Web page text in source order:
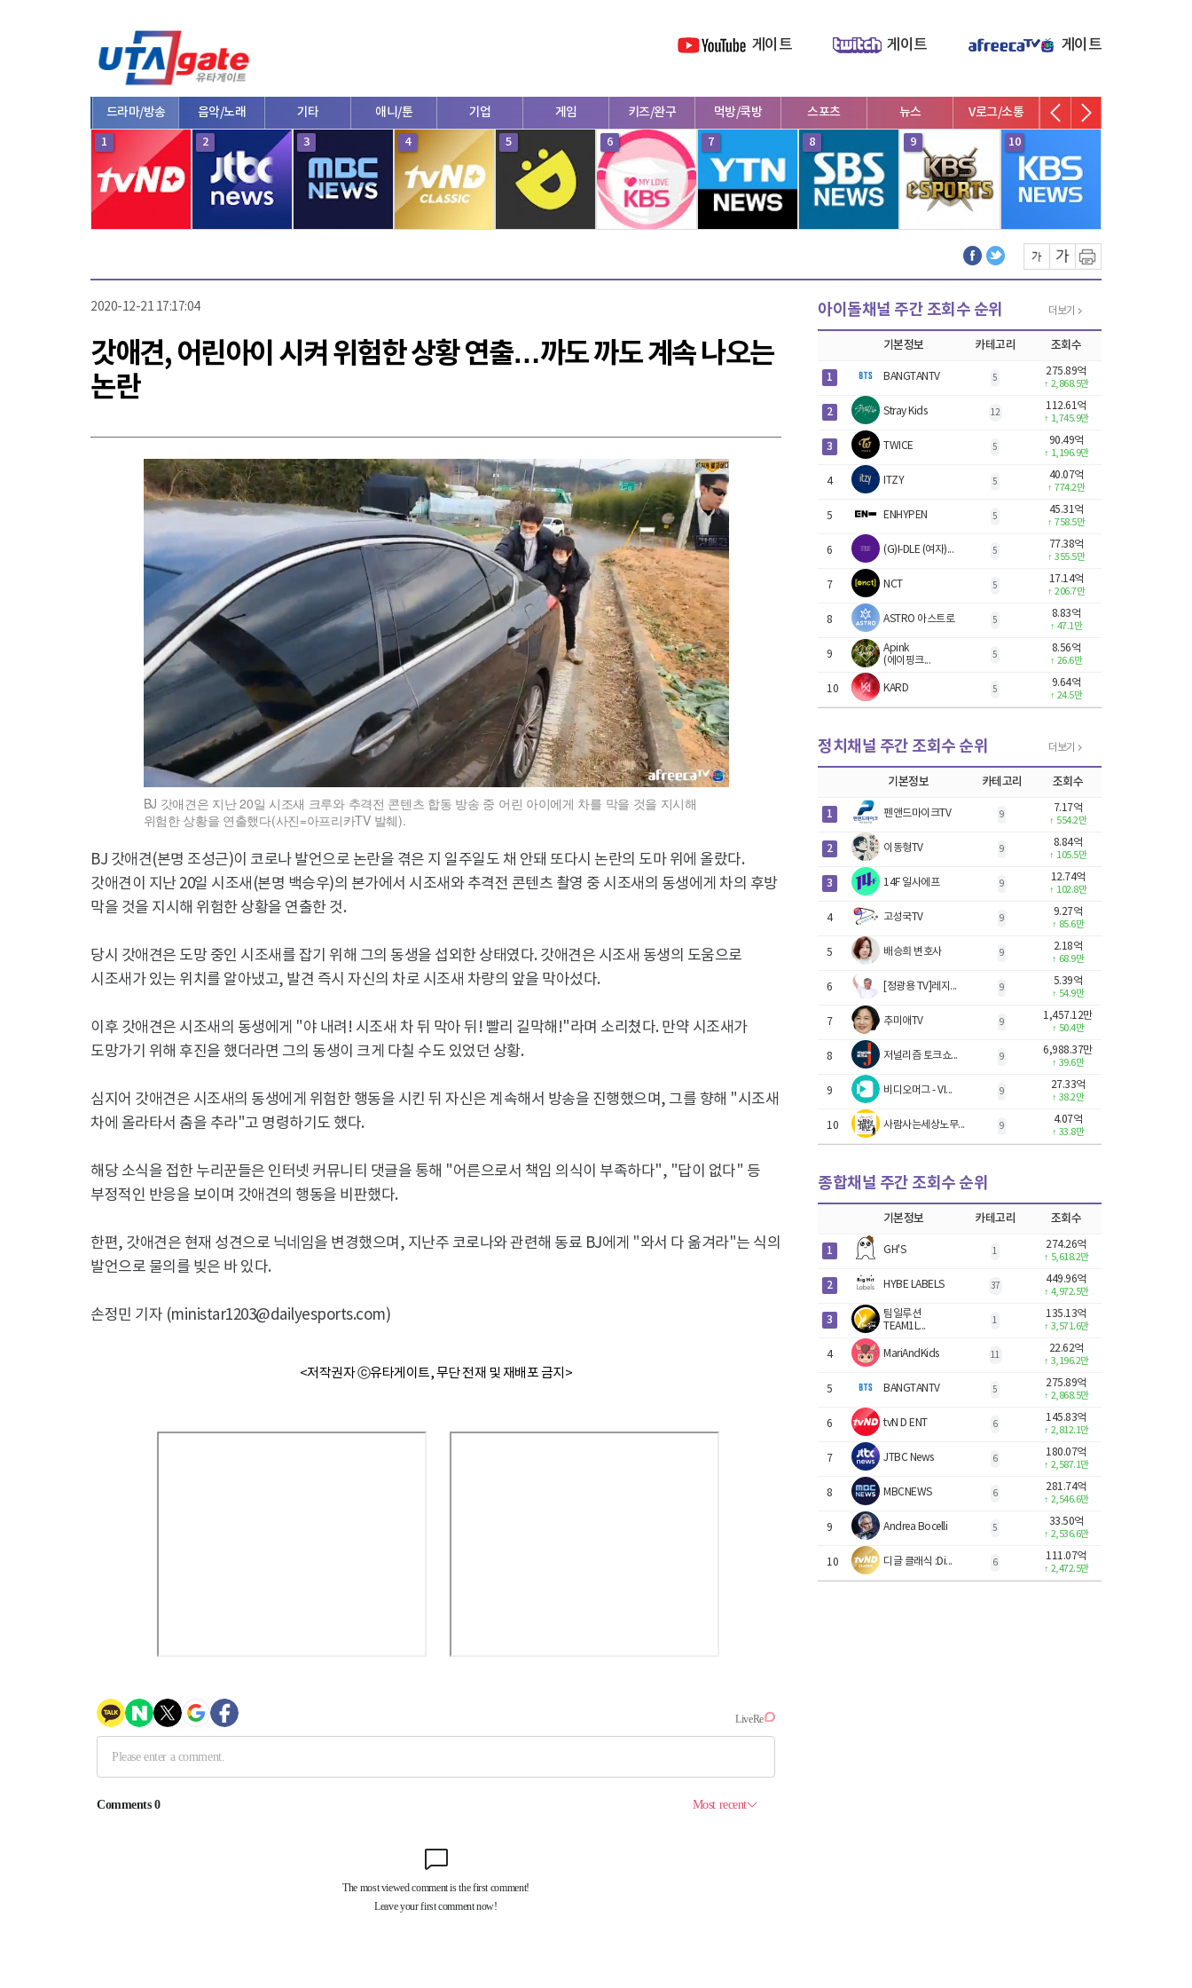
게이트 게이트 게이트
드라마/방송 음악/노래 기타 애니/툰 기업 게임 키즈/완구 먹방/쿡방 스포츠 뉴스 V로그/소통 영화/뮤지컬
1 2 3 4 5 6 7 8 9 10
2020-12-21 17:17:04
갓애견, 어린아이 시켜 위험한 상황 연출…까도 까도 계속 나오는
논란
BJ 갓애견은 지난 20일 시조새 크루와 추격전 콘텐츠 합동 방송 중 어린 아이에게 차를 막을 것을 지시해
위험한 상황을 연출했다(사진=아프리카TV 발췌).
BJ 갓애견(본명 조성근)이 코로나 발언으로 논란을 겪은 지 일주일도 채 안돼 또다시 논란의 도마 위에 올랐다.
갓애견이 지난 20일 시조새(본명 백승우)의 본가에서 시조새와 추격전 콘텐츠 촬영 중 시조새의 동생에게 차의 후방
막을 것을 지시해 위험한 상황을 연출한 것.
당시 갓애견은 도망 중인 시조새를 잡기 위해 그의 동생을 섭외한 상태였다. 갓애견은 시조새 동생의 도움으로
시조새가 있는 위치를 알아냈고, 발견 즉시 자신의 차로 시조새 차량의 앞을 막아섰다.
이후 갓애견은 시조새의 동생에게 "야 내려! 시조새 차 뒤 막아 뒤! 빨리 길막해!"라며 소리쳤다. 만약 시조새가
도망가기 위해 후진을 했더라면 그의 동생이 크게 다칠 수도 있었던 상황.
심지어 갓애견은 시조새의 동생에게 위험한 행동을 시킨 뒤 자신은 계속해서 방송을 진행했으며, 그를 향해 "시조새
차에 올라타서 춤을 추라"고 명령하기도 했다.
해당 소식을 접한 누리꾼들은 인터넷 커뮤니티 댓글을 통해 "어른으로서 책임 의식이 부족하다", "답이 없다" 등
부정적인 반응을 보이며 갓애견의 행동을 비판했다.
한편, 갓애견은 현재 성견으로 닉네임을 변경했으며, 지난주 코로나와 관련해 동료 BJ에게 "와서 다 옮겨라"는 식의
발언으로 물의를 빚은 바 있다.
손정민 기자 (ministar1203@dailyesports.com)
<저작권자 ⓒ유타게이트, 무단 전재 및 재배포 금지>
아이돌채널 주간 조회수 순위 더보기
기본정보 카테고리 조회수
1 BANGTANTV 5
275.89억
↑ 2,868.5만
2 Stray Kids 12
112.61억
↑ 1,745.9만
3 TWICE 5
90.49억
↑ 1,196.9만
4 ITZY 5
40.07억
↑ 774.2만
5 ENHYPEN 5
45.31억
↑ 758.5만
6 (G)I-DLE (여자)... 5
77.38억
↑ 355.5만
7 NCT 5
17.14억
↑ 206.7만
8 ASTRO 아스트로 5
8.83억
↑ 47.1만
9
Apink
(에이핑크...
5
8.56억
↑ 26.6만
10 KARD 5
9.64억
↑ 24.5만
정치채널 주간 조회수 순위 더보기
기본정보 카테고리 조회수
1 펜앤드마이크TV 9
7.17억
↑ 554.2만
2 이동형TV 9
8.84억
↑ 105.5만
3 14F 일사에프 9
12.74억
↑ 102.8만
4 고성국TV 9
9.27억
↑ 85.6만
5 배승희 변호사 9
2.18억
↑ 68.9만
6 [정광용 TV]레지... 9
5.39억
↑ 54.9만
7 추미애TV 9
1,457.12만
↑ 50.4만
8 저널리즘 토크쇼... 9
6,988.37만
↑ 39.6만
9 비디오머그 - VI... 9
27.33억
↑ 38.2만
10 사람사는세상노무... 9
4.07억
↑ 33.8만
종합채널 주간 조회수 순위
기본정보 카테고리 조회수
1 GH'S 1
274.26억
↑ 5,618.2만
2 HYBE LABELS 37
449.96억
↑ 4,972.5만
3
팀일루션
TEAM1L...
1
135.13억
↑ 3,571.6만
4 MariAndKids 11
22.62억
↑ 3,196.2만
5 BANGTANTV 5
275.89억
↑ 2,868.5만
6 tvN D ENT 6
145.83억
↑ 2,812.1만
7 JTBC News 6
180.07억
↑ 2,587.1만
8 MBCNEWS 6
281.74억
↑ 2,546.6만
9 Andrea Bocelli 5
33.50억
↑ 2,536.6만
10 디글 클래식 :Di... 6
111.07억
↑ 2,472.5만